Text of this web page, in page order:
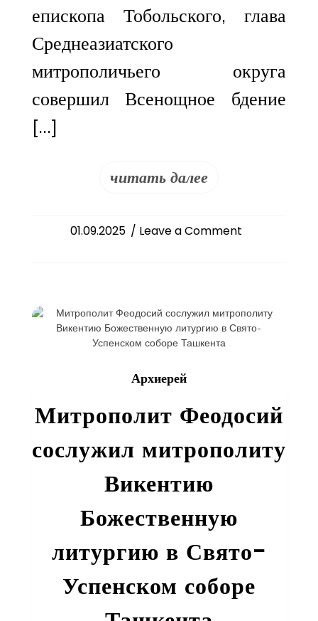
епископа Тобольского, глава
Среднеазиатского
митрополичьего округа
совершил Всенощное бдение
[…]
читать далее
01.09.2025 / Leave a Comment
Викентию
всенощное
Архиерей
Митрополит Феодосий
сослужил митрополиту
Викентию
Божественную
литургию в Свято-
Успенском соборе